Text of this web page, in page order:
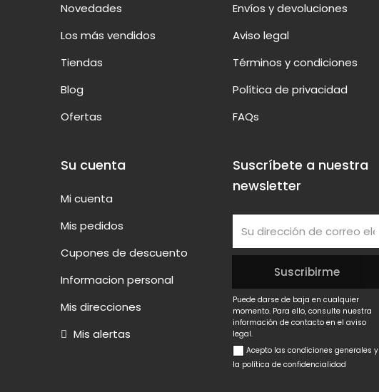
Novedades
Los más vendidos
Tiendas
Blog
Ofertas
Envíos y devoluciones
Aviso legal
Términos y condiciones
Política de privacidad
FAQs
Su cuenta
Mi cuenta
Mis pedidos
Cupones de descuento
Informacion personal
Mis direcciones
Mis alertas
Suscríbete a nuestra
newsletter
Puede darse de baja en cualquier
momento. Para ello, consulte nuestra
información de contacto en el aviso
legal.
Acepto las condiciones generales y
la política de confidencialidad